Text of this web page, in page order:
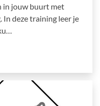
in jouw buurt met
In deze training leer je